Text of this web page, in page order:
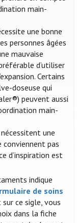
main-
une bonne
personnes âgées
mauvaise
d’utiliser
Certains
doseuse qui
peuvent aussi
main-
une
pas
d’inspiration est
indique
de soins
sur ce sigle, vous
dans la fiche